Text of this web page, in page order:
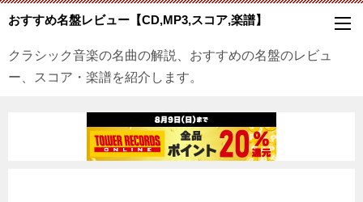
おすすめ名盤レビュー【CD,MP3,スコア,楽譜】
クラシック音楽の名曲の解説、おすすめの名盤のレビュ
ー、スコア・楽譜を紹介します。